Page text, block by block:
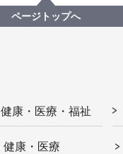
ページトップへ
健康・医療・福祉
健康・医療